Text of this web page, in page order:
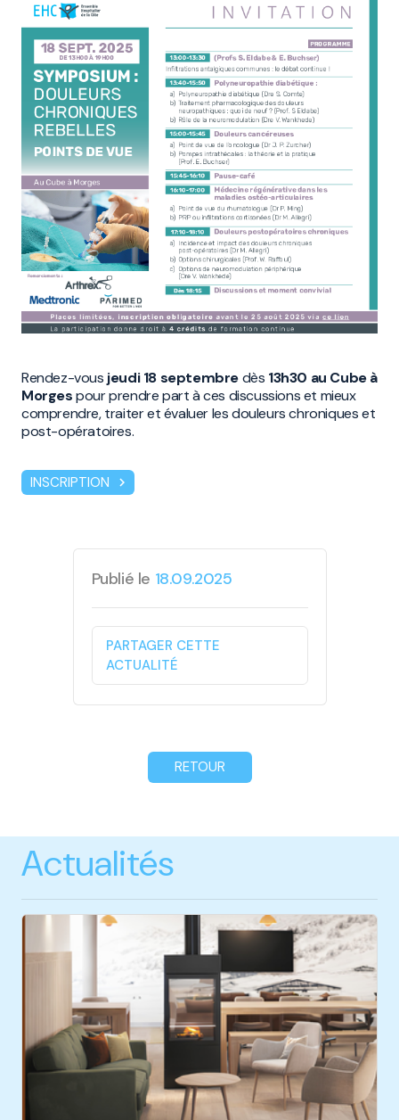
Rendez-vous jeudi 18 septembredès 13h30 au Cube à
Morgespour prendre part à ces discussions et mieux
comprendre, traiter et évaluer les douleurs chroniques et
post-opératoires.
INSCRIPTION chevron_right
Publié le 18.09.2025
PARTAGER CETTE
ACTUALITÉ
RETOUR
Actualités